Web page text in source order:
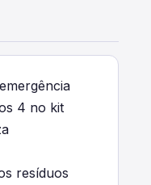
4 no kit
resíduos